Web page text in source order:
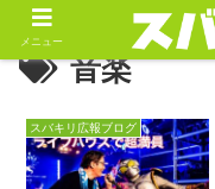
音楽
スバキリ広報ブログ
メニュー